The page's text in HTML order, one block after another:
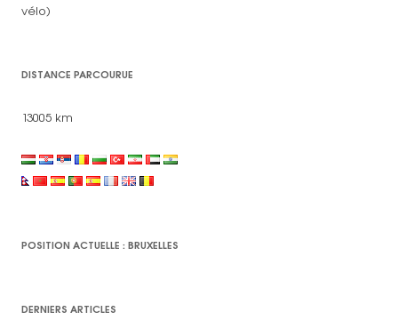
vélo)
DISTANCE PARCOURUE
13005 km
POSITION ACTUELLE : BRUXELLES
DERNIERS ARTICLES